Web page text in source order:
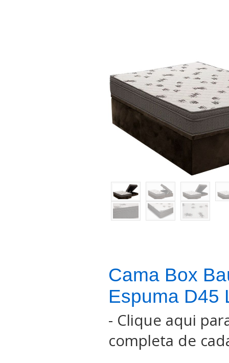
Cama Box
Espuma D45
- Clique aqui
completa de